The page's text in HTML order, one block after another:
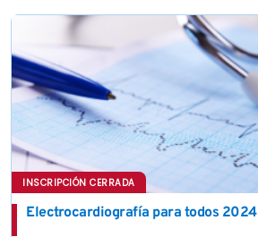
INSCRIPCIÓN CERRADA
Electrocardiografía para todos 2024